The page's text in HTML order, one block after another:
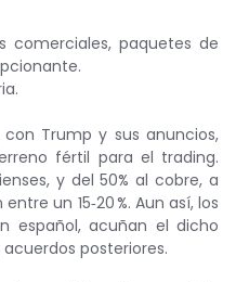
comerciales, paquetes de
Trump y sus anuncios,
fértil para el trading.
y del 50% al cobre, a
un 15‑20 %. Aun así, los
español, acuñan el dicho
posteriores.